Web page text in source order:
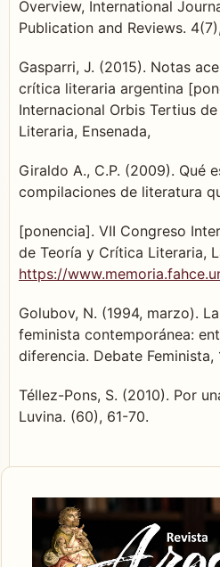
Overview, International
Publication and Reviews.
Gasparri, J. (2015). Notas
crítica literaria argentina
Internacional Orbis Tertius
Literaria, Ensenada,
Giraldo A., C.P. (2009). Qué
compilaciones de literatura
[ponencia]. VII Congreso
de Teoría y Crítica Literaria,
https://
Golubov, N. (1994, marzo).
feminista contemporánea:
diferencia. Debate Feminista,
Téllez-Pons, S. (2010). Por
Luvina. (60), 61-70.